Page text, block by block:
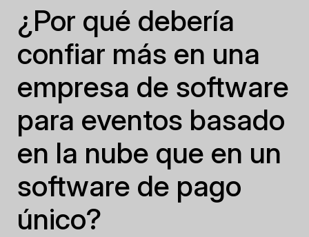
¿Por qué debería
confiar más en una
empresa de software
para eventos basado
en la nube que en un
software de pago
único?